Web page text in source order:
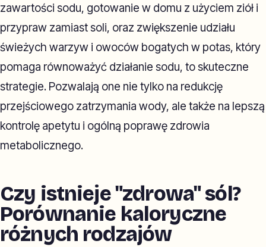
zawartości sodu, gotowanie w domu z użyciem ziół i
przypraw zamiast soli, oraz zwiększenie udziału
świeżych warzyw i owoców bogatych w potas, który
pomaga równoważyć działanie sodu, to skuteczne
strategie. Pozwalają one nie tylko na redukcję
przejściowego zatrzymania wody, ale także na lepszą
kontrolę apetytu i ogólną poprawę zdrowia
metabolicznego.
Czy istnieje "zdrowa" sól?
Porównanie kaloryczne
różnych rodzajów